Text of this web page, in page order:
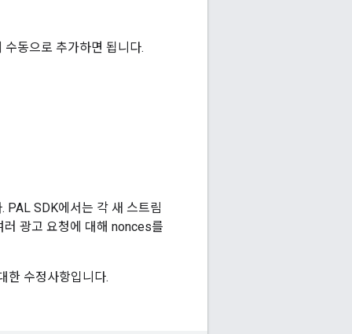
동으로 추가하면 됩니다.
PAL SDK에서는 각 새 스트림
광고 요청에 대해 nonces를
한 수정사항입니다.